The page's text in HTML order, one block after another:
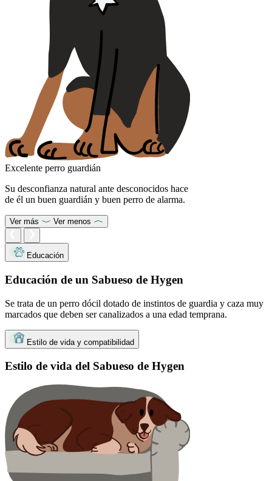
Excelente perro guardián
Su desconfianza natural ante desconocidos hace
de él un buen guardián y buen perro de alarma.
Ver más Ver menos
Educación
Educación de un Sabueso de Hygen
Se trata de un perro dócil dotado de instintos de guardia y caza muy
marcados que deben ser canalizados a una edad temprana.
Estilo de vida y compatibilidad
Estilo de vida del Sabueso de Hygen